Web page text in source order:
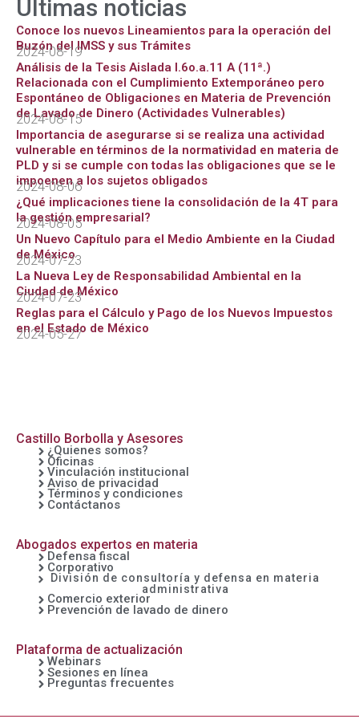
b
o
o
k
t
e
r
s
a
p
p
g
r
a
m
Últimas noticias
Conoce los nuevos Lineamientos para la operación del
Buzón del IMSS y sus Trámites
2024-08-19
Análisis de la Tesis Aislada I.6o.a.11 A (11ª.)
Relacionada con el Cumplimiento Extemporáneo pero
Espontáneo de Obligaciones en Materia de Prevención
de Lavado de Dinero (Actividades Vulnerables)
2024-08-15
Importancia de asegurarse si se realiza una actividad
vulnerable en términos de la normatividad en materia de
PLD y si se cumple con todas las obligaciones que se le
impoenen a los sujetos obligados
2024-08-06
¿Qué implicaciones tiene la consolidación de la 4T para
la gestión empresarial?
2024-08-05
Un Nuevo Capítulo para el Medio Ambiente en la Ciudad
de México
2024-07-23
La Nueva Ley de Responsabilidad Ambiental en la
Ciudad de México
2024-07-23
Reglas para el Cálculo y Pago de los Nuevos Impuestos
en el Estado de México
2024-05-27
Castillo Borbolla y Asesores
¿Quienes somos?
Oficinas
Vinculación institucional
Aviso de privacidad
Términos y condiciones
Contáctanos
Abogados expertos en materia
Defensa fiscal
Corporativo
División de consultoría y defensa en materia
administrativa
Comercio exterior
Prevención de lavado de dinero
Plataforma de actualización
Webinars
Sesiones en línea
Preguntas frecuentes